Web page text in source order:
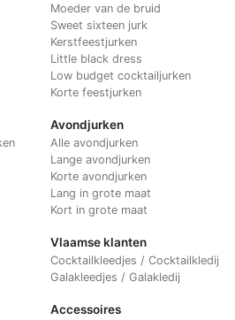
Moeder van de bruid
Sweet sixteen jurk
Kerstfeestjurken
Little black dress
Low budget cocktailjurken
Korte feestjurken
Avondjurken
Alle avondjurken
Lange avondjurken
Korte avondjurken
Lang in grote maat
Kort in grote maat
Vlaamse klanten
Cocktailkleedjes / Cocktailkledij
Galakleedjes / Galakledij
Accessoires